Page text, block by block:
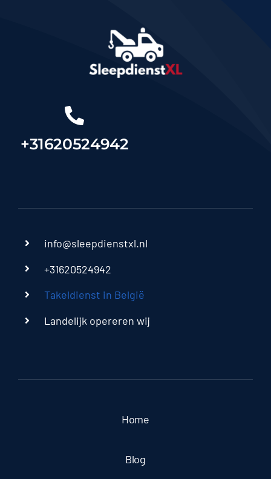
+31620524942
info@sleepdienstxl.nl
+31620524942
Takeldienst in België
Landelijk opereren wij
Home
Blog